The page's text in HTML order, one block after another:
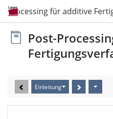
Processing für additive
Post-
Einleitung